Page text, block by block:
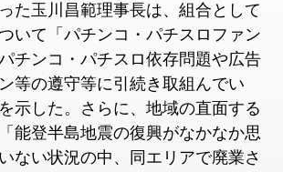
た玉川昌範理事長は、組合として
いて「パチンコ・パチスロファン
チンコ・パチスロ依存問題や広告
等の遵守等に引続き取組んでい
示した。さらに、地域の直面する
能登半島地震の復興がなかなか思
ない状況の中、同エリアで廃業さ